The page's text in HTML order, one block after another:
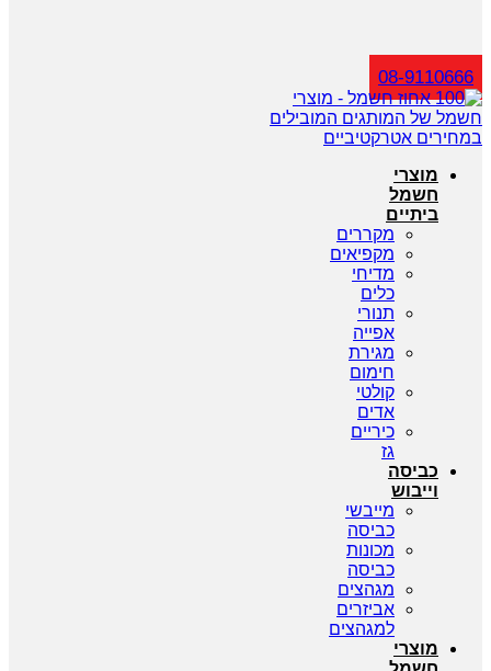
חיפוש
08-9110666
מוצרי
חשמל
ביתיים
מקררים
מקפיאים
מדיחי
כלים
תנורי
אפייה
מגירת
חימום
קולטי
אדים
כיריים
גז
כביסה
וייבוש
מייבשי
כביסה
מכונות
כביסה
מגהצים
אביזרים
למגהצים
מוצרי